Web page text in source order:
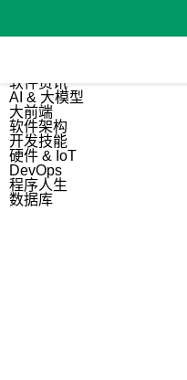
软件资讯
AI & 大模型
大前端
软件架构
开发技能
硬件 & IoT
DevOps
程序人生
数据库